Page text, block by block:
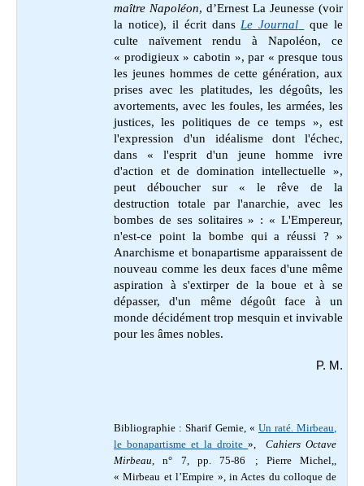
maître Napoléon, d’Ernest La Jeunesse (voir
la notice), il écrit dans Le Journal
que le
culte naïvement rendu à Napoléon, ce
« prodigieux » cabotin », par « presque tous
les jeunes hommes de cette génération, aux
prises avec les platitudes, les dégoûts, les
avortements, avec les foules, les armées, les
justices, les politiques de ce temps », est
l'expression d'un idéalisme dont l'échec,
dans « l'esprit d'un jeune homme ivre
d'action et de domination intellectuelle »,
peut déboucher sur « le rêve de la
destruction totale par l'anarchie, avec les
bombes de ses solitaires » : « L'Empereur,
n'est-ce point la bombe qui a réussi ? »
Anarchisme et bonapartisme apparaissent de
nouveau comme les deux faces d'une même
aspiration à s'extirper de la boue et à se
dépasser, d'un même dégoût face à un
monde décidément trop mesquin et invivable
pour les âmes nobles.
P. M.
Bibliographie : Sharif Gemie, «Un raté. Mirbeau,
le bonapartisme et la droite»,Cahiers Octave
Mirbeau, n° 7, pp. 75-86 ; PierreMichel,,
« Mirbeau et l’Empire », inActes du colloque de